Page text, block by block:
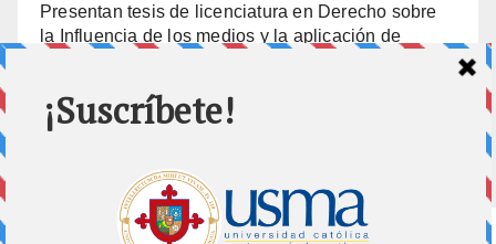
Presentan tesis de licenciatura en Derecho sobre
la Influencia de los medios y la aplicación de